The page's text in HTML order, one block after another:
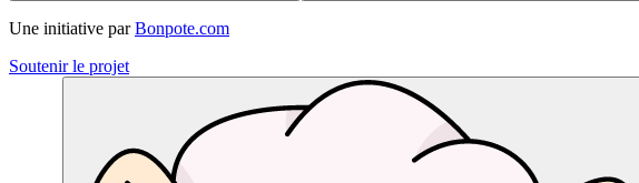
Une initiative par Bonpote.com
Soutenir le projet